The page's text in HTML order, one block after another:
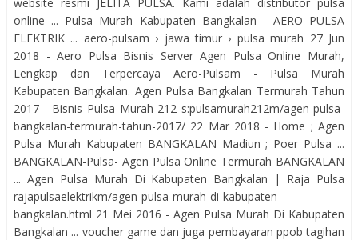
online ... Pulsa Murah Kabupaten Bangkalan - AERO PULSA
ELEKTRIK ... aero-pulsam › jawa timur › pulsa murah 27 Jun
2018 - Aero Pulsa Bisnis Server Agen Pulsa Online Murah,
Lengkap dan Terpercaya Aero-Pulsam - Pulsa Murah
Kabupaten Bangkalan. Agen Pulsa Bangkalan Termurah Tahun
2017 - Bisnis Pulsa Murah 212 s:pulsamurah212m/agen-pulsa-
bangkalan-termurah-tahun-2017/ 22 Mar 2018 - Home ; Agen
Pulsa Murah Kabupaten BANGKALAN Madiun ; Poer Pulsa ...
BANGKALAN-Pulsa- Agen Pulsa Online Termurah BANGKALAN
... Agen Pulsa Murah Di Kabupaten Bangkalan | Raja Pulsa
rajapulsaelektrikm/agen-pulsa-murah-di-kabupaten-
bangkalan.html 21 Mei 2016 - Agen Pulsa Murah Di Kabupaten
Bangkalan ... voucher game dan juga pembayaran ppob tagihan